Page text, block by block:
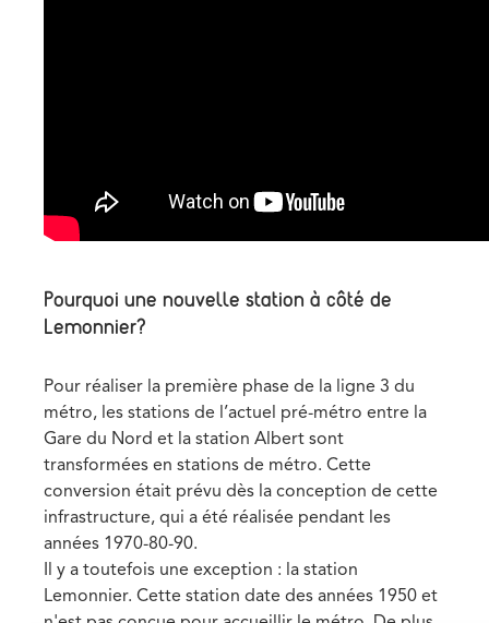
Pourquoi une nouvelle station à côté de
Lemonnier?
Pour réaliser la première phase de la ligne 3 du
métro, les stations de l’actuel pré-métro entre la
Gare du Nord et la station Albert sont
transformées en stations de métro. Cette
conversion était prévu dès la conception de cette
infrastructure, qui a été réalisée pendant les
années 1970-80-90.
Il y a toutefois une exception : la station
Lemonnier. Cette station date des années 1950 et